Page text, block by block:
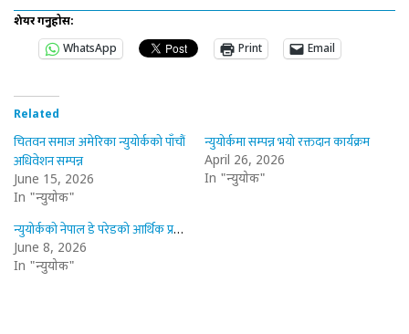
शेयर गर्नुहोस:
WhatsApp
Print Email
Related
चितवन समाज अमेरिका न्युयोर्कको पाँचौं
अधिवेशन सम्पन्न
June 15, 2026
In "न्युयोर्क"
न्युयोर्कमा सम्पन्न भयो रक्तदान कार्यक्रम
April 26, 2026
In "न्युयोर्क"
न्युयोर्कको नेपाल डे परेडको आर्थिक प्रतिवेदन सार्वजनिक
June 8, 2026
In "न्युयोर्क"